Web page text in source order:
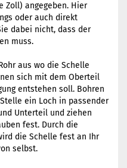
Zoll) angegeben. Hier
oder auch direkt
dabei nicht, dass der
muss.
aus wo die Schelle
sich mit dem Oberteil
entstehen soll. Bohren
ein Loch in passender
Unterteil und ziehen
fest. Durch die
die Schelle fest an Ihr
selbst.